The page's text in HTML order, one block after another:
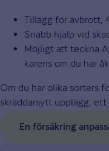
Tillägg för avbrott,
Snabb hjälp vid
Möjligt att teckna
karens om du har
Om du har olika sorters
skräddarsytt upplägg, ett
En försäkring